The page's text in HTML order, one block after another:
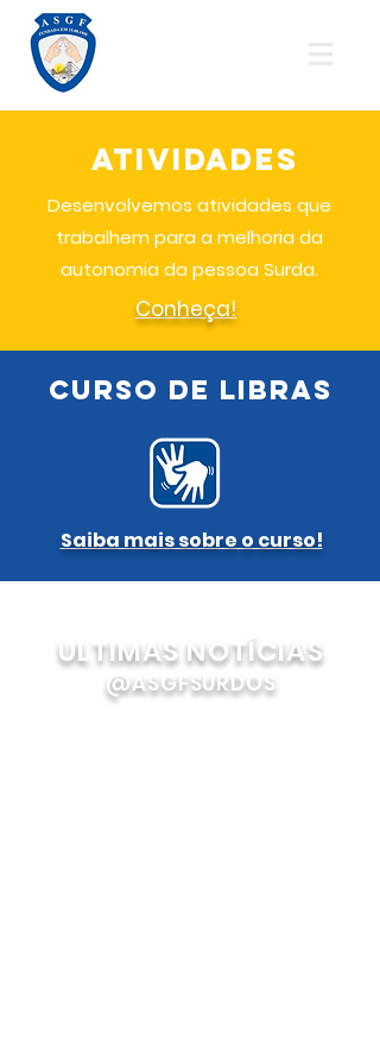
atividades
Desenvolvemos atividades que
trabalhem para a melhoria da
autonomia da pessoa Surda.
Conheça!
curso de libras
Saiba mais sobre o curso!
ULTIMAS NOTÍCIAS
@ASGFSURDOS